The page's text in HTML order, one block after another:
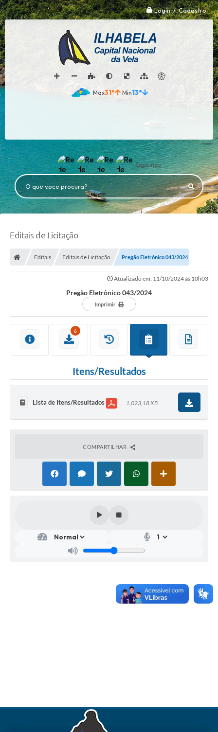
Login / Cadastro
31° 13°
Siga-nos
O que voce procura?
Editais de Licitação
Editais Editais de Licitação Pregão Eletrônico 043/2024
Atualizado em: 11/10/2024 às 10h03
Pregão Eletrônico 043/2024
Imprimir
6
Itens/Resultados
Lista de Itens/Resultados 1,023,18 KB
COMPARTILHAR